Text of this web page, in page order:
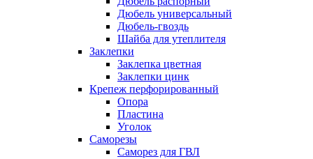
Дюбель универсальный
Дюбель-гвоздь
Шайба для утеплителя
Заклепки
Заклепка цветная
Заклепки цинк
Крепеж перфорированный
Опора
Пластина
Уголок
Саморезы
Саморез для ГВЛ